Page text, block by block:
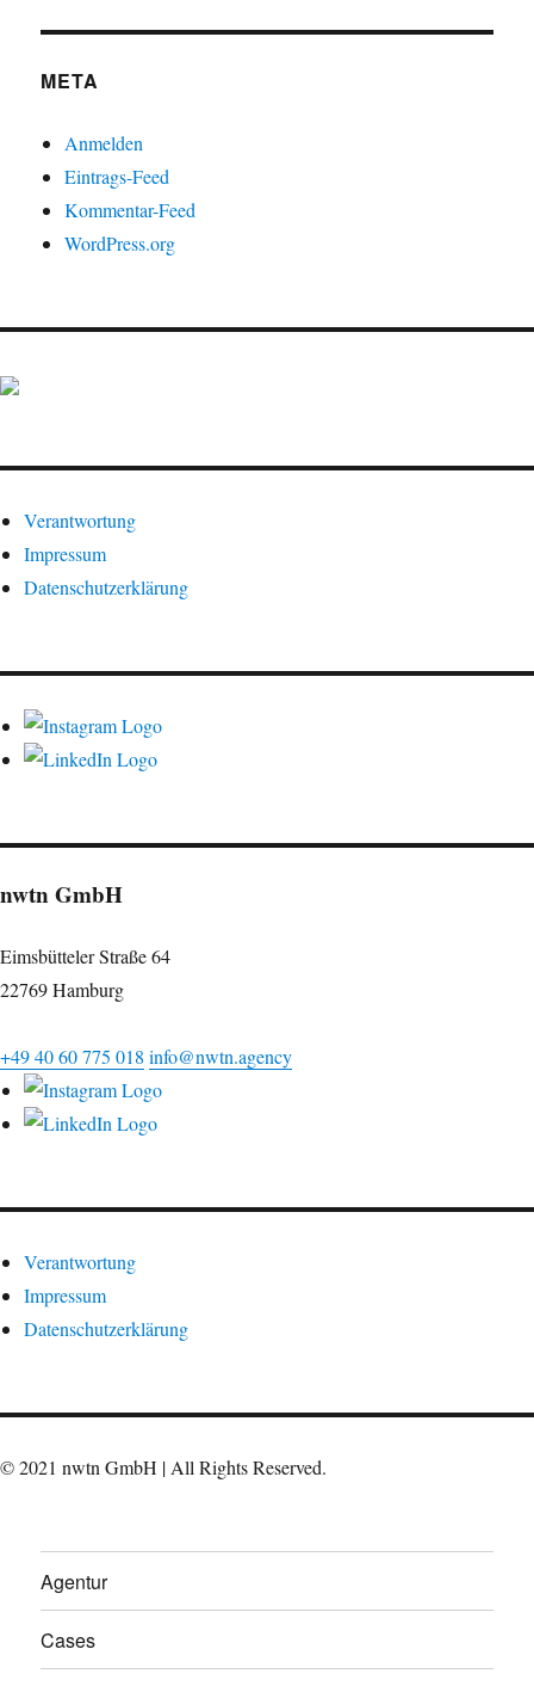
META
Anmelden
Eintrags-Feed
Kommentar-Feed
WordPress.org
Verantwortung
Impressum
Datenschutzerklärung
nwtn GmbH
Eimsbütteler Straße 64
22769 Hamburg
+49 40 60 775 018 info@nwtn.agency
Verantwortung
Impressum
Datenschutzerklärung
© 2021 nwtn GmbH | All Rights Reserved.
Agentur
Cases